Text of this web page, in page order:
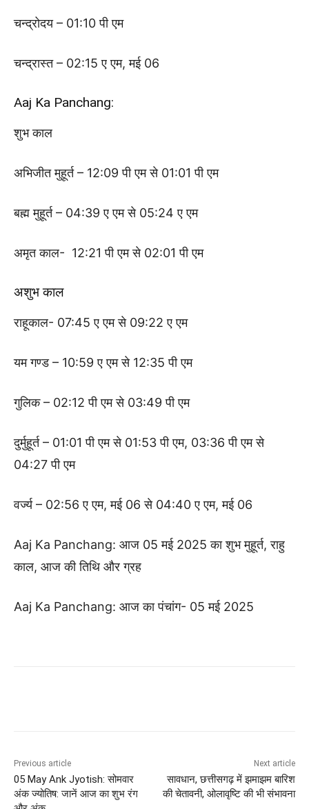
चन्द्रोदय – 01:10 पी एम
चन्द्रास्त – 02:15 ए एम, मई 06
Aaj Ka Panchang:
शुभ काल
अभिजीत मुहूर्त – 12:09 पी एम से 01:01 पी एम
बह्म मुहूर्त – 04:39 ए एम से 05:24 ए एम
अमृत काल- 12:21 पी एम से 02:01 पी एम
अशुभ काल
राहूकाल- 07:45 ए एम से 09:22 ए एम
यम गण्ड – 10:59 ए एम से 12:35 पी एम
गुलिक – 02:12 पी एम से 03:49 पी एम
दुर्मुहूर्त – 01:01 पी एम से 01:53 पी एम, 03:36 पी एम से
04:27 पी एम
वर्ज्य – 02:56 ए एम, मई 06 से 04:40 ए एम, मई 06
Aaj Ka Panchang: आज 05 मई 2025 का शुभ मुहूर्त, राहु
काल, आज की तिथि और ग्रह
Aaj Ka Panchang: आज का पंचांग- 05 मई 2025
Previous article
05 May Ank Jyotish: सोमवार
अंक ज्योतिष: जानें आज का शुभ रंग
Next article
सावधान, छत्तीसगढ़ में झमाझम बारिश
की चेतावनी, ओलावृष्टि की भी संभावना